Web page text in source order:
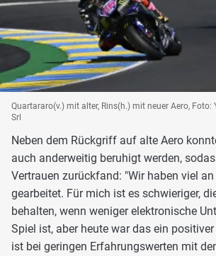
Quartararo(v.) mit alter, Rins(h.) mit neuer Aero, Foto:
Srl
Neben dem Rückgriff auf alte Aero
auch anderweitig beruhigt werden,
Vertrauen zurückfand: "Wir haben viel
gearbeitet. Für mich ist es schwieriger,
behalten, wenn weniger elektronische
Spiel ist, aber heute war das ein
ist bei geringen Erfahrungswerten mit